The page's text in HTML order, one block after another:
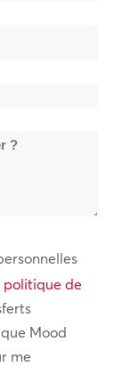
politique de
Mood
me